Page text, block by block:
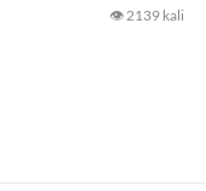
👁 2139 kali